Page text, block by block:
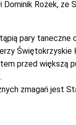
Rożek, ze
pary taneczne
Świętokrzyskie
przed większą
zmagań jest